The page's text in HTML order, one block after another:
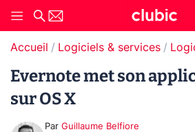
Accueil Logiciels & services
Evernote met son
sur OS X
Par Guillaume Belfiore